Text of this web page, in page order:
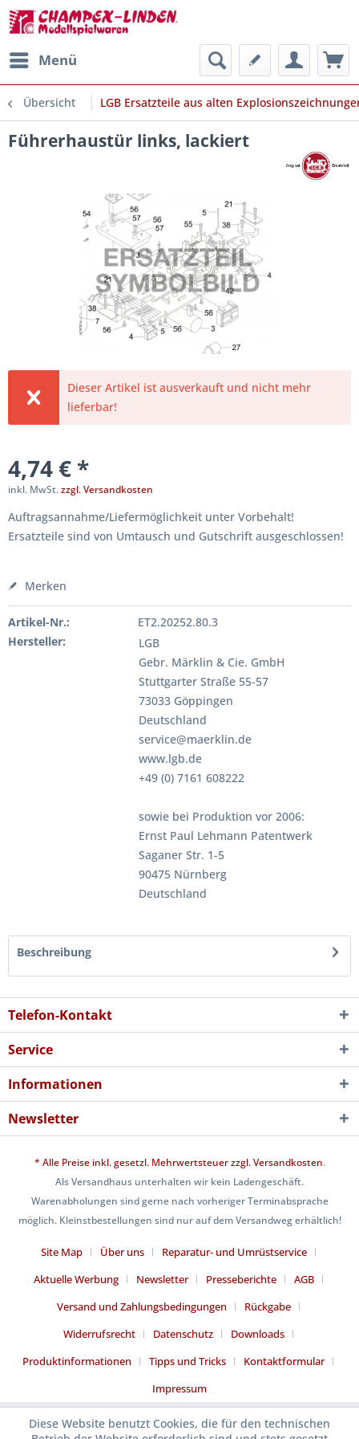
Menü
Übersicht LGB Ersatzteile aus alten
Führerhaustür links, lackiert
Dieser Artikel ist ausverkauft und nicht mehr
lieferbar!
4,74 € *
inkl. MwSt.zzgl. Versandkosten
Auftragsannahme/Liefermöglichkeit unter Vorbehalt!
Ersatzteile sind von Umtausch und Gutschrift ausgeschlossen!
Merken
Artikel-Nr.:
ET2.20252.80.3
Hersteller:
LGB
Gebr. Märklin & Cie. GmbH
Stuttgarter Straße 55-57
73033 Göppingen
Deutschland
service@maerklin.de
www.lgb.de
+49 (0) 7161 608222
sowie bei Produktion vor 2006:
Ernst Paul Lehmann Patentwerk
Saganer Str. 1-5
90475 Nürnberg
Deutschland
Beschreibung
Telefon-Kontakt
Service
Informationen
Newsletter
* Alle Preise inkl. gesetzl. Mehrwertsteuer zzgl.Versandkosten.
Als Versandhaus unterhalten wir kein Ladengeschäft.
Warenabholungen sind gerne nach vorheriger Terminabsprache
möglich. Kleinstbestellungen sind nur auf dem Versandweg erhältlich!
Site Map Über uns
Reparatur- und Umrüstservice
Aktuelle Werbung
Newsletter Presseberichte
AGB
Versand und Zahlungsbedingungen
Rückgabe
Widerrufsrecht
Datenschutz
Downloads
Produktinformationen
Tipps und Tricks
Kontaktformular
Impressum
Diese Website benutzt Cookies, die für den technischen